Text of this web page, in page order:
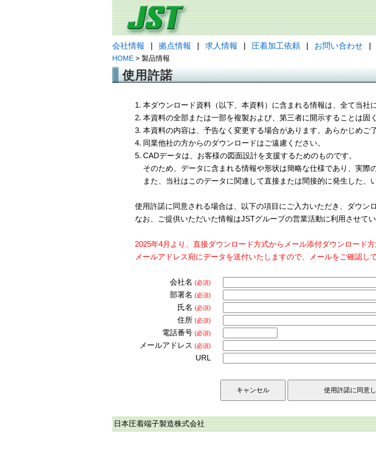
会社情報 拠点情報 求人情報 圧着加工依頼 お問い合わせ
HOME > 製品情報
使用許諾
1. 本ダウンロード資料（以下、本資料）に含まれる情報は、全て当社
2. 本資料の全部または一部を複製および、第三者に開示することは固
3. 本資料の内容は、予告なく変更する場合があります。あらかじめご
4. 同業他社の方からのダウンロードはご遠慮ください。
5. CADデータは、お客様の図面設計を支援するためのものです。
そのため、データに含まれる情報や形状は簡略な仕様であり、実際
また、当社はこのデータに関連して直接または間接的に発生した、
使用許諾に同意される場合は、以下の項目にご入力いただき、ダウン
なお、ご提供いただいた情報はJSTグループの営業活動に利用させて
2025年4月より、直接ダウンロード方式からメール添付ダウンロード
メールアドレス宛にデータを送付いたしますので、メールをご確認し
会社名 (必須)
部署名 (必須)
氏名 (必須)
住所 (必須)
電話番号 (必須)
メールアドレス (必須)
URL
日本圧着端子製造株式会社